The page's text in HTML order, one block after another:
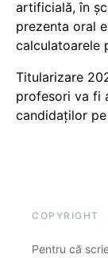
artificială, în
prezenta oral
calculatoarele
Titularizare
profesori va fi
candidaților
COPYRIGHT
Pentru că